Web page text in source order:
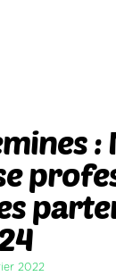
:
2022